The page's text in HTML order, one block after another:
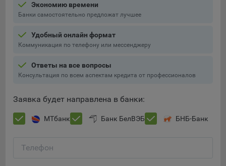
Сохранить мои изменения
Сохранить по умолчанию
Экономию времени
Банки самостоятельно предложат лучшее
Удобный онлайн формат
Коммуникация по телефону или мессенджеру
Ответы на все вопросы
Консультация по всем аспектам кредита от профессионалов
Заявка будет направлена в банки:
МТбанк Банк БелВЭБ БНБ-Банк
Телефон